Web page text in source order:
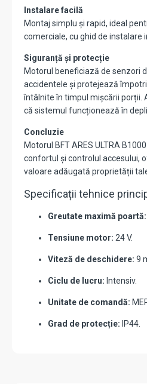
Instalare facilă
Montaj simplu și rapid, ideal
comerciale, cu ghid de instalare
Siguranță și protecție
Motorul beneficiază de senzori
accidentele și protejează
întâlnite în timpul mișcării porții.
că sistemul funcționează în
Concluzie
Motorul BFT ARES ULTRA
confortul și controlul accesului,
valoare adăugată proprietății
Specificații tehnice
Greutate maximă poartă:
Tensiune motor: 24 V.
Viteză de deschidere: 9
Ciclu de lucru: Intensiv.
Unitate de comandă:
Grad de protecție: IP44.